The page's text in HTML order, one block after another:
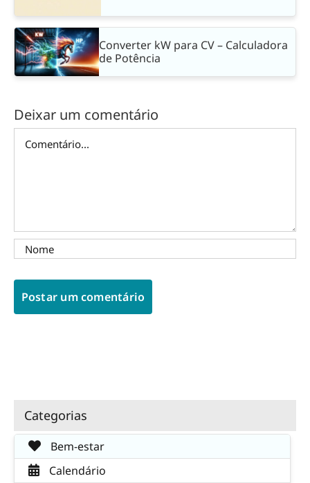
Converter kW para CV – Calculadora
de Potência
Deixar um comentário
Categorias
Bem-estar
Calendário